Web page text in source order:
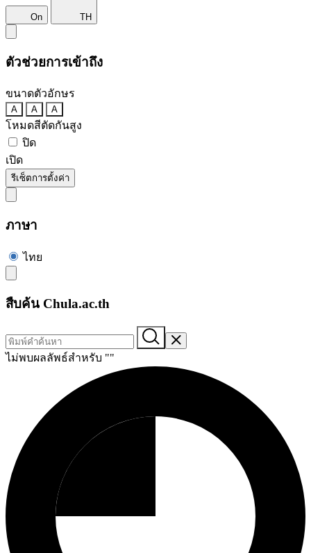
On TH
ตัวช่วยการเข้าถึง
ขนาดตัวอักษร
A A A
โหมดสีตัดกันสูง
ปิด
เปิด
รีเซ็ตการตั้งค่า
ภาษา
ไทย
สืบค้น Chula.ac.th
ไม่พบผลลัพธ์สำหรับ ""